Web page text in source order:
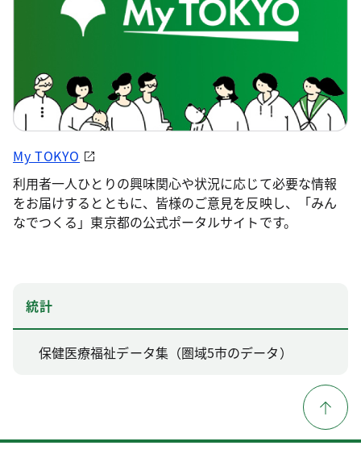
My TOKYO
利用者一人ひとりの興味関心や状況に応じて必要な情報
をお届けするとともに、皆様のご意見を反映し、「みん
なでつくる」東京都の公式ポータルサイトです。
統計
保健医療福祉データ集（圏域5市のデータ）